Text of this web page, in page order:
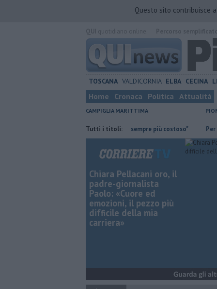
Questo sito contribuisce
TOSCANA VALDICORNIA ELBA CECINA
Home Cronaca Politica Attualità
CAMPIGLIA MARITTIMA
Tutti i titoli:
"Apritiborgo sempre più costoso" Per l'eclissi
Chiara Pellacani oro, il
padre-giornalista
Paolo: «Cuore ed
emozioni, il pezzo più
difficile della mia
carriera»